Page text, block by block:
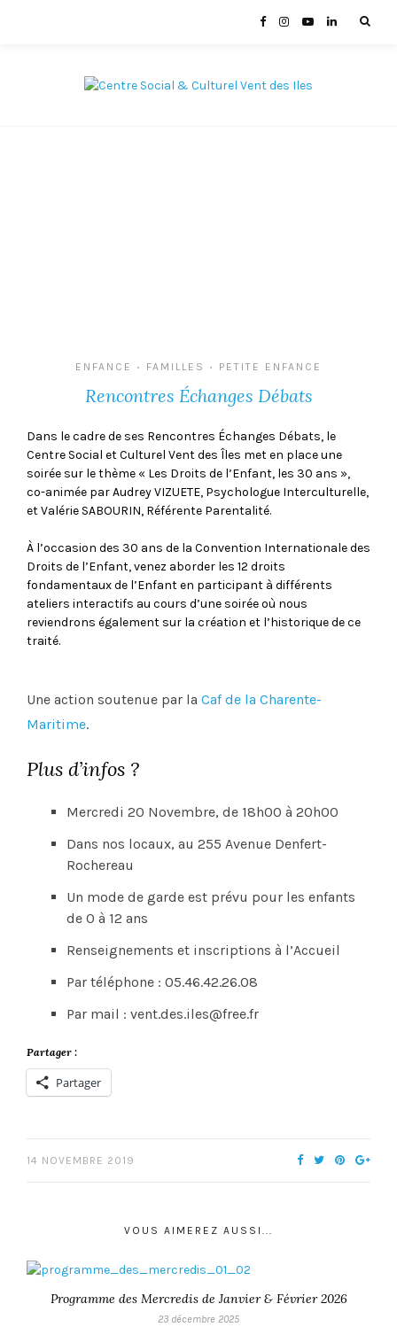
ENFANCE • FAMILLES • PETITE ENFANCE
Rencontres Échanges Débats
Dans le cadre de ses Rencontres Échanges Débats, le
Centre Social et Culturel Vent des Îles met en place une
soirée sur le thème « Les Droits de l’Enfant, les 30 ans »,
co-animée par Audrey VIZUETE, Psychologue Interculturelle,
et Valérie SABOURIN, Référente Parentalité.
À l’occasion des 30 ans de la Convention Internationale des
Droits de l’Enfant, venez aborder les 12 droits
fondamentaux de l’Enfant en participant à différents
ateliers interactifs au cours d’une soirée où nous
reviendrons également sur la création et l’historique de ce
traité.
Une action soutenue par la Caf de la Charente-
Maritime.
Plus d’infos ?
Mercredi 20 Novembre, de 18h00 à 20h00
Dans nos locaux, au 255 Avenue Denfert-
Rochereau
Un mode de garde est prévu pour les enfants
de 0 à 12 ans
Renseignements et inscriptions à l’Accueil
Par téléphone : 05.46.42.26.08
Par mail : vent.des.iles@free.fr
Partager :
Partager
14 NOVEMBRE 2019
VOUS AIMEREZ AUSSI...
Programme des Mercredis de Janvier & Février 2026
23 décembre 2025